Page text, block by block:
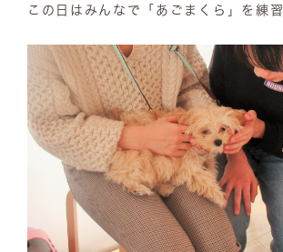
この日はみんなで「あごまくら」を練習